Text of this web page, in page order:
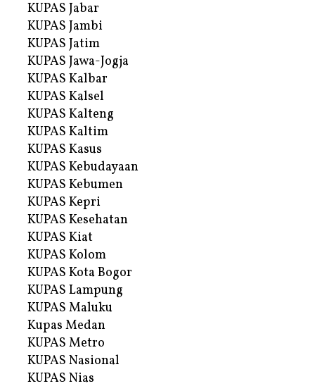
KUPAS Jabar
KUPAS Jambi
KUPAS Jatim
KUPAS Jawa-Jogja
KUPAS Kalbar
KUPAS Kalsel
KUPAS Kalteng
KUPAS Kaltim
KUPAS Kasus
KUPAS Kebudayaan
KUPAS Kebumen
KUPAS Kepri
KUPAS Kesehatan
KUPAS Kiat
KUPAS Kolom
KUPAS Kota Bogor
KUPAS Lampung
KUPAS Maluku
Kupas Medan
KUPAS Metro
KUPAS Nasional
KUPAS Nias